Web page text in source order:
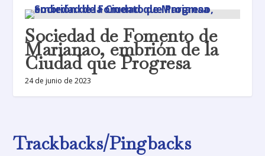
Sociedad de Fomento de
Marianao, embrión de la
Ciudad que Progresa
24 de junio de 2023
Trackbacks/Pingbacks